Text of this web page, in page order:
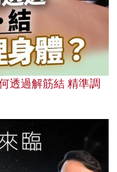
透過解筋結 精準調